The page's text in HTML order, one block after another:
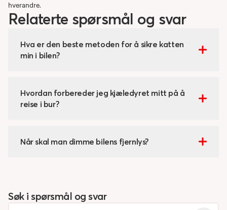
hverandre.
Relaterte spørsmål og svar
Hva er den beste metoden for å sikre katten
min i bilen?
Hvordan forbereder jeg kjæledyret mitt på å
reise i bur?
Når skal man dimme bilens fjernlys?
Søk i spørsmål og svar